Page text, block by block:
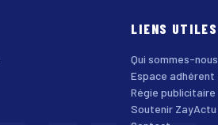
LIENS UTILES
Qui sommes-
Espace adhérent
Régie publicitaire
Soutenir ZayActu